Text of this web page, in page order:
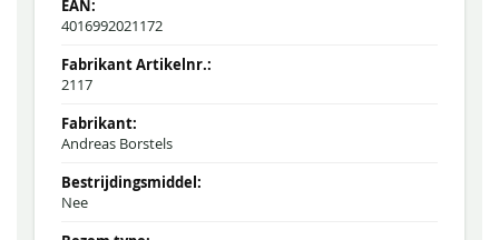
4016992021172
2117
Andreas Borstels
Nee